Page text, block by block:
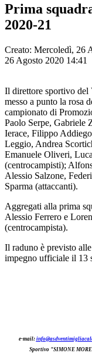
Prima
2020-21
Creato: Mercoledì, 26
26 Agosto 2020 14:41
Il direttore sportivo del
messo a punto la rosa
campionato di
Paolo Serpe, Gabriele
Ierace, Filippo
Leggio, Andrea
Emanuele Oliveri,
(centrocampisti);
Alessio Salzone,
Sparma (attaccanti).
Aggregati alla prima
Alessio Ferrero e
(centrocampista).
Il raduno è previsto
impegno ufficiale il 13
e-mail:
Sportivo "SIMONE